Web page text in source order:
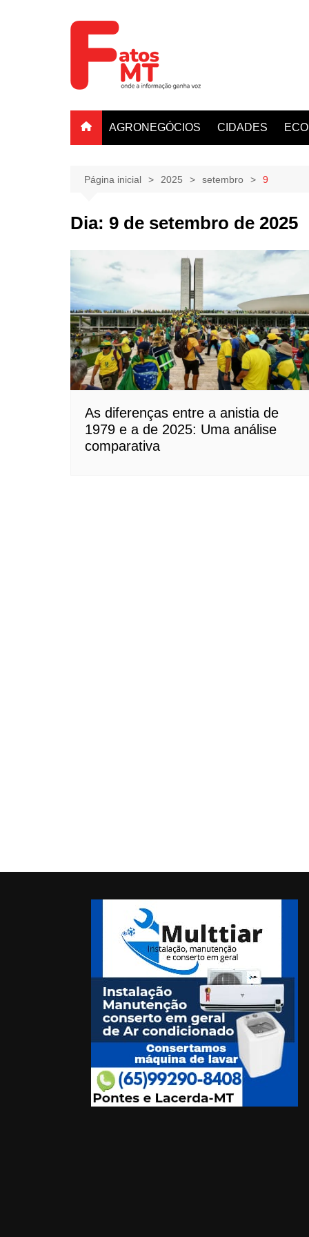
AGRONEGÓCIOS CIDADES
Página inicial 2025 setembro 9
Dia: 9 de setembro de 2025
As diferenças entre a anistia de
1979 e a de 2025: Uma análise
comparativa